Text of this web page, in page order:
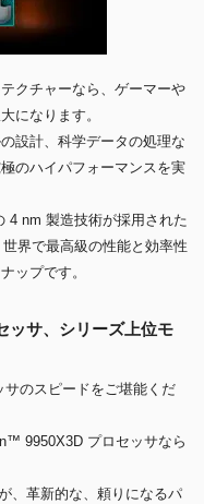
クチャーなら、ゲーマーや
になります。
設計、科学データの処理な
のハイパフォーマンスを実
4 nm 製造技術が採用された
界で最高級の性能と効率性
ップです。
ッサ、シリーズ上位モ
のスピードをご堪能くだ
9950X3D プロセッサなら
、革新的な、頼りになるパ